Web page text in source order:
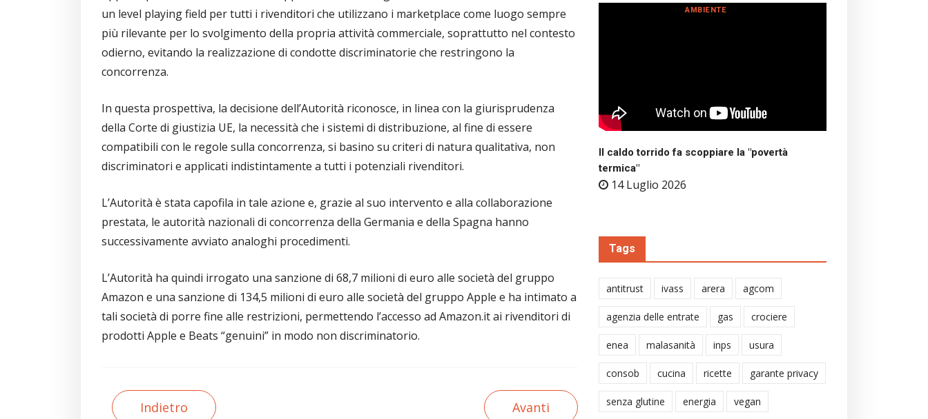
un level playing field per tutti i rivenditori che utilizzano i marketplace come luogo sempre
più rilevante per lo svolgimento della propria attività commerciale, soprattutto nel contesto
odierno, evitando la realizzazione di condotte discriminatorie che restringono la
concorrenza.
In questa prospettiva, la decisione dell’Autorità riconosce, in linea con la giurisprudenza
della Corte di giustizia UE, la necessità che i sistemi di distribuzione, al fine di essere
compatibili con le regole sulla concorrenza, si basino su criteri di natura qualitativa, non
discriminatori e applicati indistintamente a tutti i potenziali rivenditori.
L’Autorità è stata capofila in tale azione e, grazie al suo intervento e alla collaborazione
prestata, le autorità nazionali di concorrenza della Germania e della Spagna hanno
successivamente avviato analoghi procedimenti.
L’Autorità ha quindi irrogato una sanzione di 68,7 milioni di euro alle società del gruppo
Amazon e una sanzione di 134,5 milioni di euro alle società del gruppo Apple e ha intimato a
tali società di porre fine alle restrizioni, permettendo l’accesso ad Amazon.it ai rivenditori di
prodotti Apple e Beats “genuini” in modo non discriminatorio.
Indietro Avanti
Il caldo torrido fa scoppiare la "povertà
termica"
14 Luglio 2026
AMBIENTE
Tags
antitrust ivass arera agcom
agenzia delle entrate gas crociere
enea malasanità inps usura
consob cucina ricette garante privacy
senza glutine energia vegan